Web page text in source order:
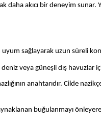
akıcı bir deneyim sunar.
uyum sağlayarak uzun süreli
veya güneşli dış havuzlar
anahtarıdır. Cilde
buğulanmayı